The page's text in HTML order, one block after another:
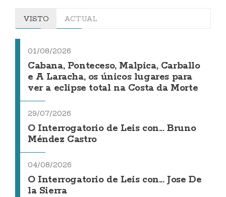
VISTO ACTUAL
01/08/2026
Cabana, Ponteceso, Malpica, Carballo
e A Laracha, os únicos lugares para
ver a eclipse total na Costa da Morte
29/07/2026
O Interrogatorio de Leis con... Bruno
Méndez Castro
04/08/2026
O Interrogatorio de Leis con... Jose De
la Sierra